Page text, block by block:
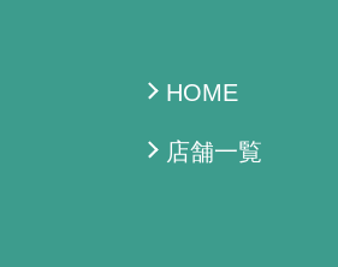
HOME
店舗一覧